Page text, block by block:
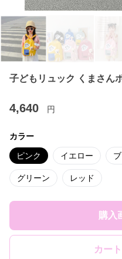
子どもリュック くまさん
4,640 円
カラー
ピンク イエロー
グリーン レッド
購入
カー